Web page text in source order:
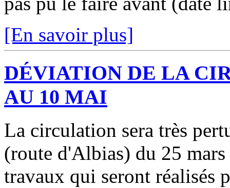
[En savoir plus]
DÉVIATION DE LA
AU 10 MAI
La circulation sera très
(route d'Albias) du 25
travaux qui seront réalisés